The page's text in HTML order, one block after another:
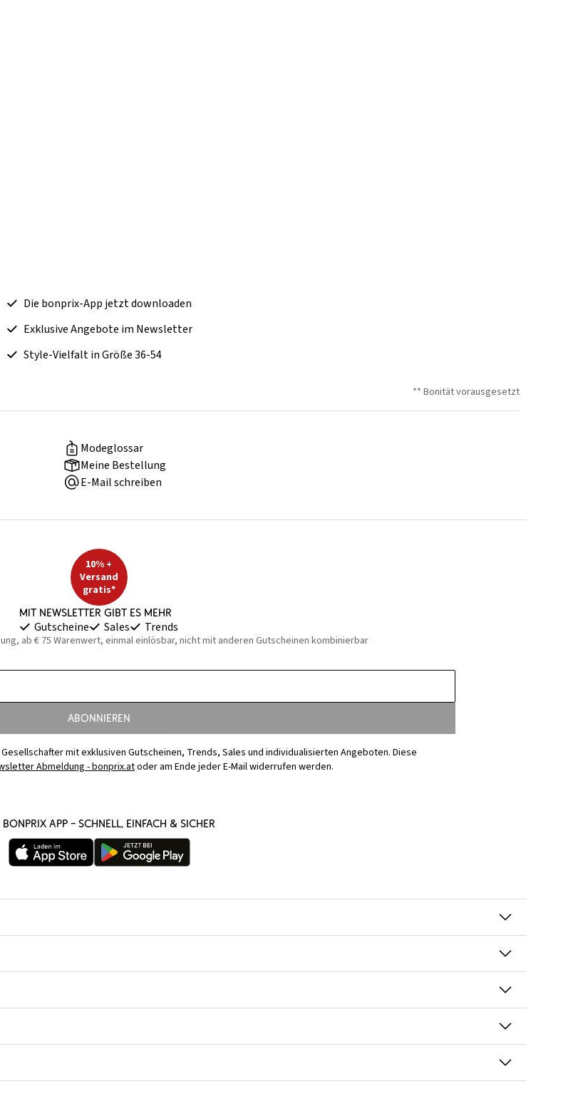
Die bonprix-App jetzt downloaden
Exklusive Angebote im Newsletter
Style-Vielfalt in Größe 36-54
** Bonität vorausgesetzt
Modeglossar
Meine Bestellung
E-Mail schreiben
10% +
Versand
gratis*
Mit Newsletter gibt es mehr
Gutscheine Sales Trends
ab € 75 Warenwert, einmal einlösbar, nicht mit anderen Gutscheinen kombinierbar
Abonnieren
mit exklusiven Gutscheinen, Trends, Sales und individualisierten Angeboten. Diese
Abmeldung - bonprix.atoder am Ende jeder E-Mail widerrufen werden.
bonprix App – schnell, einfach & sicher